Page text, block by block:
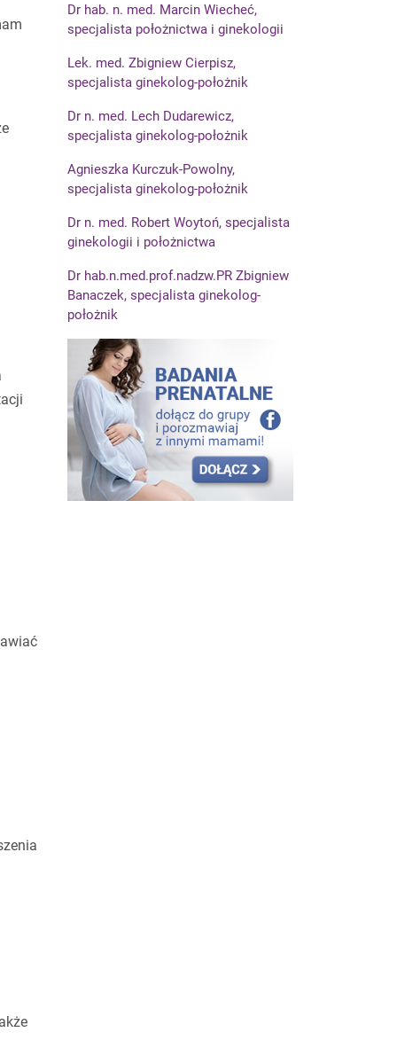
Dr hab. n. med. Marcin Wiecheć,
specjalista położnictwa i ginekologii
Lek. med. Zbigniew Cierpisz,
specjalista ginekolog-położnik
Dr n. med. Lech Dudarewicz,
specjalista ginekolog-położnik
Agnieszka Kurczuk-Powolny,
specjalista ginekolog-położnik
Dr n. med. Robert Woytoń, specjalista
ginekologii i położnictwa
Dr hab.n.med.prof.nadzw.PR Zbigniew
Banaczek, specjalista ginekolog-
położnik